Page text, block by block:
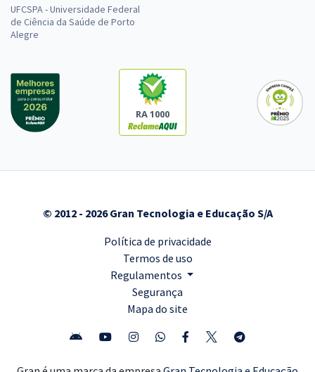
Economize R$ 99,98 (-20%)
UFCSPA - Universidade Federal
de Ciência da Saúde de Porto
Alegre
RA 1000
© 2012 - 2026 Gran Tecnologia e Educação S/A
Política de privacidade
Termos de uso
Regulamentos
Segurança
Mapa do site